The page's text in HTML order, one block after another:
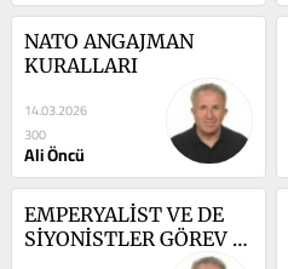
NATO ANGAJMAN
KURALLARI
14.03.2026
300
Ali Öncü
EMPERYALİST VE DE
SİYONİSTLER GÖREV